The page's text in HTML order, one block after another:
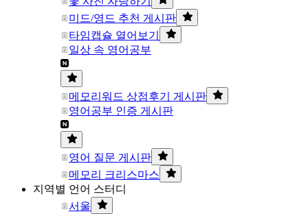
미드/영드 추천 게시판
타임캡슐 열어보기
일상 속 영어공부
메모리워드 상점후기 게시판
영어공부 인증 게시판
영어 질문 게시판
메모리 크리스마스
지역별 언어 스터디
서울